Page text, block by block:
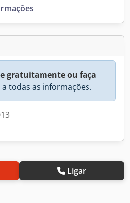
gratuitamente ou faça
todas as informações.
Ligar